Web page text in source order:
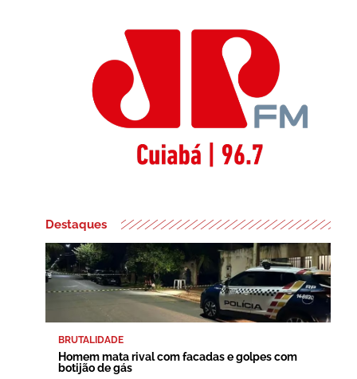
Destaques
BRUTALIDADE
Homem mata rival com facadas e golpes com
botijão de gás